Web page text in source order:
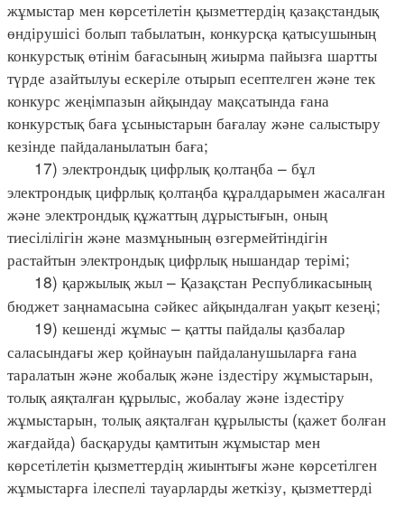
жұмыстар мен көрсетілетін қызметтердің қазақстандық
өндірушісі болып табылатын, конкурсқа қатысушының
конкурстық өтінім бағасының жиырма пайызға шартты
түрде азайтылуы ескеріле отырып есептелген және тек
конкурс жеңімпазын айқындау мақсатында ғана
конкурстық баға ұсыныстарын бағалау және салыстыру
кезінде пайдаланылатын баға;
17) электрондық цифрлық қолтаңба – бұл
электрондық цифрлық қолтаңба құралдарымен жасалған
және электрондық құжаттың дұрыстығын, оның
тиесілілігін және мазмұнының өзгермейтіндігін
растайтын электрондық цифрлық нышандар терімі;
18) қаржылық жыл – Қазақстан Республикасының
бюджет заңнамасына сәйкес айқындалған уақыт кезеңі;
19) кешенді жұмыс – қатты пайдалы қазбалар
саласындағы жер қойнауын пайдаланушыларға ғана
таралатын және жобалық және іздестіру жұмыстарын,
толық аяқталған құрылыс, жобалау және іздестіру
жұмыстарын, толық аяқталған құрылысты (қажет болған
жағдайда) басқаруды қамтитын жұмыстар мен
көрсетілетін қызметтердің жиынтығы және көрсетілген
жұмыстарға ілеспелі тауарларды жеткізу, қызметтерді